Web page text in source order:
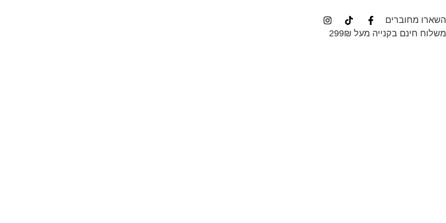
השארו מחוברים
משלוח חינם בקנייה מעל 299₪